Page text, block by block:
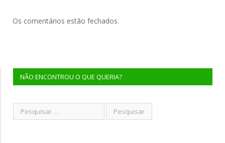
Os comentários estão fechados.
NÃO ENCONTROU O QUE QUERIA?